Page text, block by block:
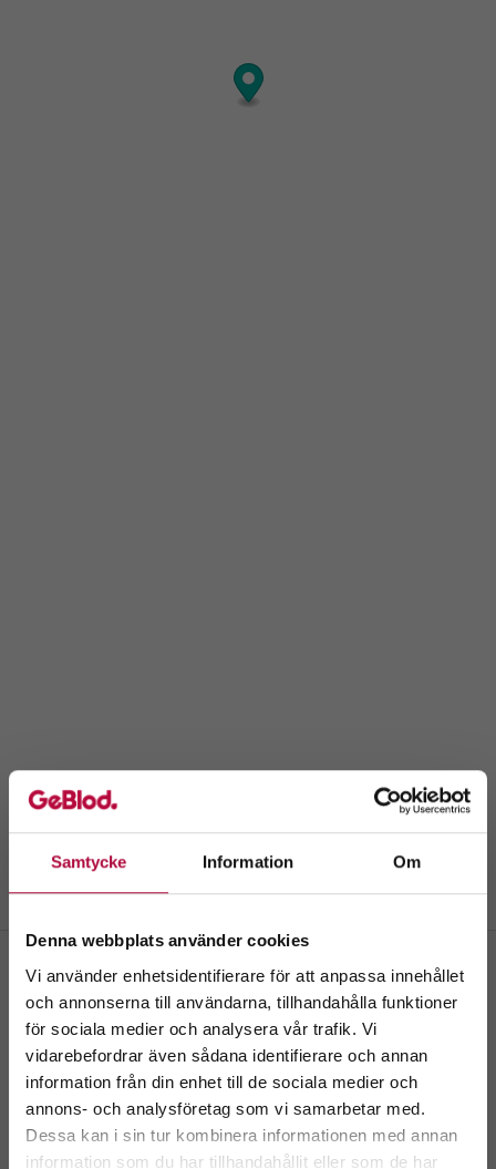
Samtycke Information Om
Denna webbplats använder cookies
Vi använder enhetsidentifierare för att anpassa innehållet
och annonserna till användarna, tillhandahålla funktioner
för sociala medier och analysera vår trafik. Vi
vidarebefordrar även sådana identifierare och annan
information från din enhet till de sociala medier och
annons- och analysföretag som vi samarbetar med.
Dessa kan i sin tur kombinera informationen med annan
information som du har tillhandahållit eller som de har
Lunda industriområde
Finspångsgatan 36
Boka tid Kontakta oss Skriv ut
Välkommen till
GeBlod.nu